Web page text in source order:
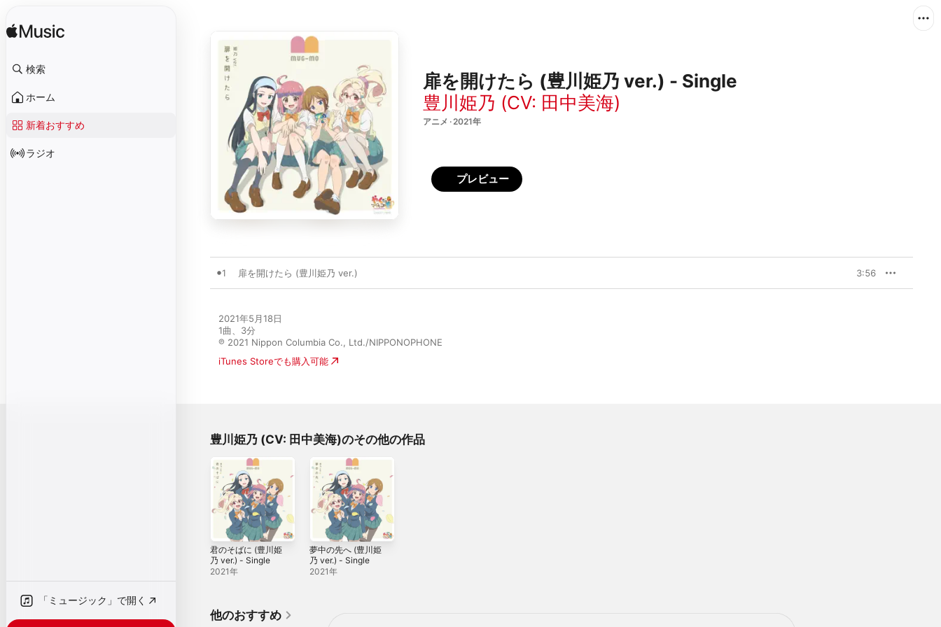
検索
ホーム
新着おすすめ
ラジオ
「ミュージック」で開く
扉を開けたら (豊川姫乃 ver.) - Single
豊川姫乃 (CV: 田中美海)
アニメ · 2021年
プレビュー
1 扉を開けたら (豊川姫乃 ver.) 3:56
2021年5月18日
1曲、3分
℗ 2021 Nippon Columbia Co., Ltd./NIPPONOPHONE
iTunes Storeでも購入可能
豊川姫乃 (CV: 田中美海)のその他の作品
君のそばに (豊川姫
乃 ver.) - Single
2021年
夢中の先へ (豊川姫
乃 ver.) - Single
2021年
他のおすすめ